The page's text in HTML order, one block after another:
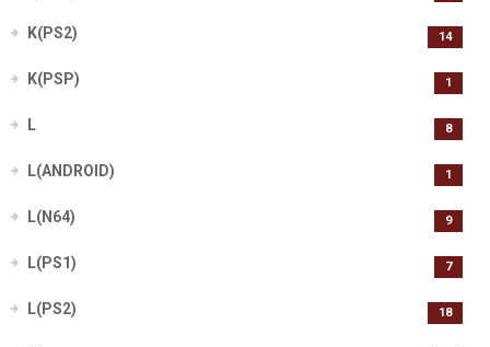
K(PS2) 14
K(PSP) 1
L 8
L(ANDROID) 1
L(N64) 9
L(PS1) 7
L(PS2) 18